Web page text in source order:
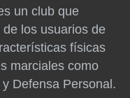
un club que
los usuarios de
físicas
marciales como
Defensa Personal.